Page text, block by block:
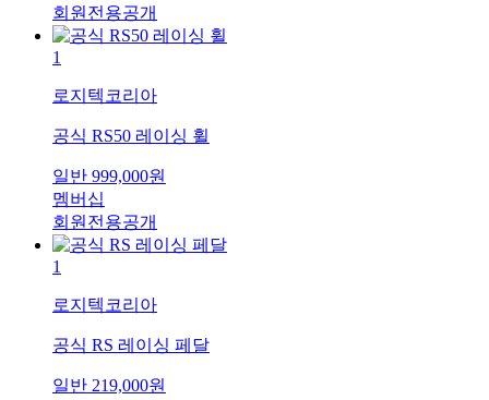
회원전용공개
1
로지텍코리아
공식 RS50 레이싱 휠
일반 999,000원
멤버십
회원전용공개
1
로지텍코리아
공식 RS 레이싱 페달
일반 219,000원